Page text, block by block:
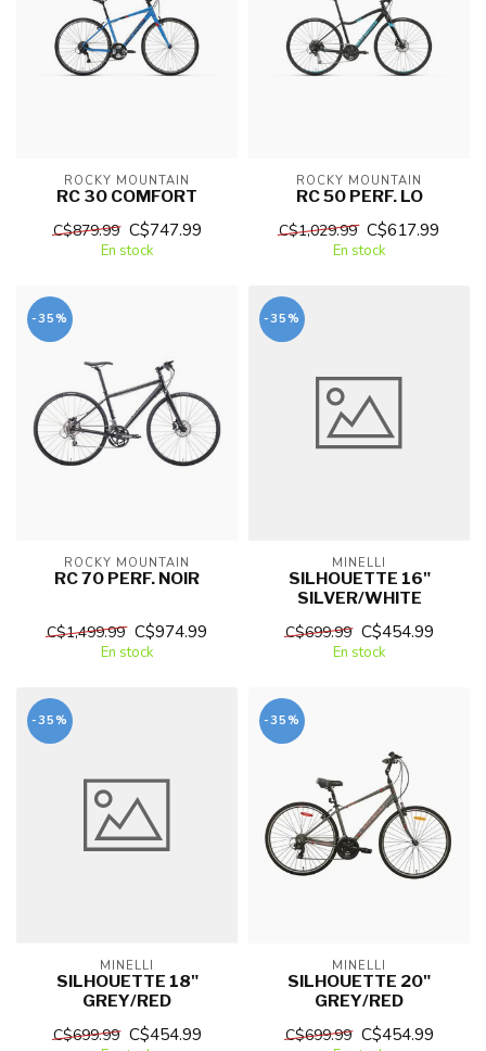
ROCKY MOUNTAIN
RC 30 COMFORT
C$879.99 C$747.99
En stock
ROCKY MOUNTAIN
RC 50 PERF. LO
C$1,029.99 C$617.99
En stock
-35%
ROCKY MOUNTAIN
RC 70 PERF. NOIR
C$1,499.99 C$974.99
En stock
-35%
MINELLI
SILHOUETTE 16"
SILVER/WHITE
C$699.99 C$454.99
En stock
-35%
MINELLI
SILHOUETTE 18"
GREY/RED
C$699.99 C$454.99
-35%
MINELLI
SILHOUETTE 20"
GREY/RED
C$699.99 C$454.99